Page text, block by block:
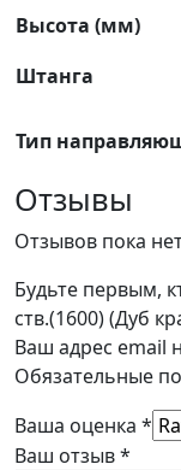
Высота (мм)
Штанга
Тип
Отзывы
Отзывов пока
Будьте первым,
ств.(1600) (Дуб
Ваш адрес email
Обязательные
Ваша оценка *
Ваш отзыв*